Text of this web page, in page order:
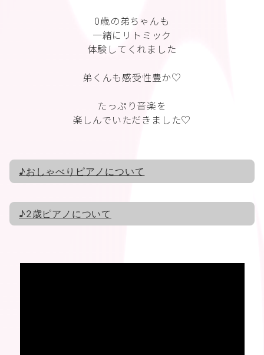
0歳の弟ちゃんも
一緒にリトミック
体験してくれました
弟くんも感受性豊か♡
たっぷり音楽を
楽しんでいただきました♡
♪おしゃべりピアノについて
♪2歳ピアノについて